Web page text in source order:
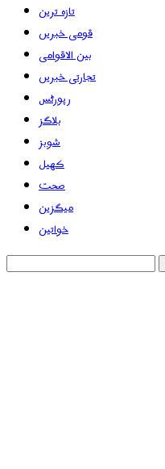
تازہ ترین
قومی خبریں
بین الاقوامی
تجارتی خبریں
رپورٹس
بلاگز
شوبز
کھیل
صحت
میگزین
خواتین